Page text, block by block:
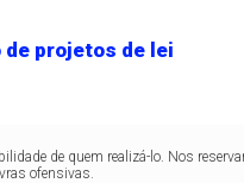
projetos de lei
de quem realizá-lo. Nos
ofensivas.